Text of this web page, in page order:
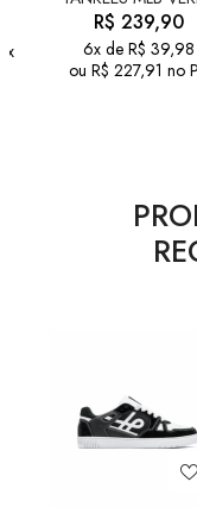
R$ 239,90
6x de R$ 39,98
ou R$ 227,91 no